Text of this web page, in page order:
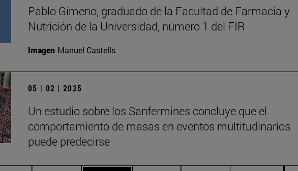
Pablo Gimeno, graduado de la Facultad de Farmacia y
Nutrición de la Universidad, número 1 del FIR
Imagen Manuel Castells
05 | 02 | 2025
Un estudio sobre los Sanfermines concluye que el
comportamiento de masas en eventos multitudinarios
puede predecirse